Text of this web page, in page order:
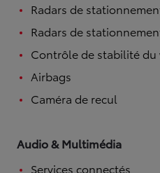
Radars de
Radars de
Contrôle de stabilité du
Airbags
Caméra de recul
Audio & Multimédia
Services connectés